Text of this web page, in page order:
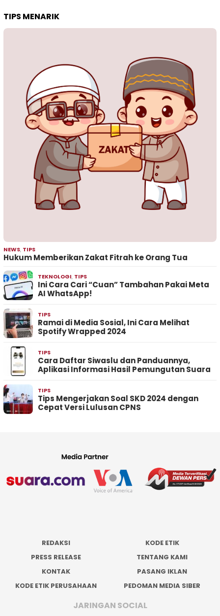
TIPS MENARIK
NEWS, TIPS
Hukum Memberikan Zakat Fitrah ke Orang Tua
TEKNOLOGI, TIPS
Ini Cara Cari “Cuan” Tambahan Pakai Meta
AI WhatsApp!
TIPS
Ramai di Media Sosial, Ini Cara Melihat
Spotify Wrapped 2024
TIPS
Cara Daftar Siwaslu dan Panduannya,
Aplikasi Informasi Hasil Pemungutan Suara
TIPS
Tips Mengerjakan Soal SKD 2024 dengan
Cepat Versi Lulusan CPNS
REDAKSI
KODE ETIK
PRESS RELEASE
TENTANG KAMI
KONTAK
PASANG IKLAN
KODE ETIK PERUSAHAAN
PEDOMAN MEDIA SIBER
JARINGAN SOCIAL